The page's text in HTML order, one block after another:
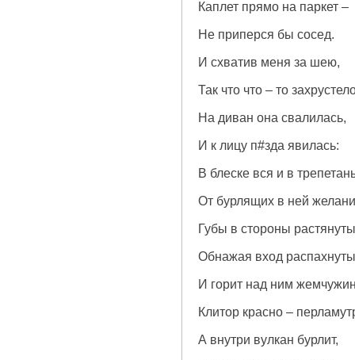
Каплет прямо на паркет –
Не приперся бы сосед.
И схватив меня за шею,
Так что что – то
На диван она свалилась,
И к лицу п#зда явилась:
В блеске вся и в
От бурлящих в ней
Губы в стороны
Обнажая вход
И горит над ним
Клитор красно –
А внутри вулкан бурлит,